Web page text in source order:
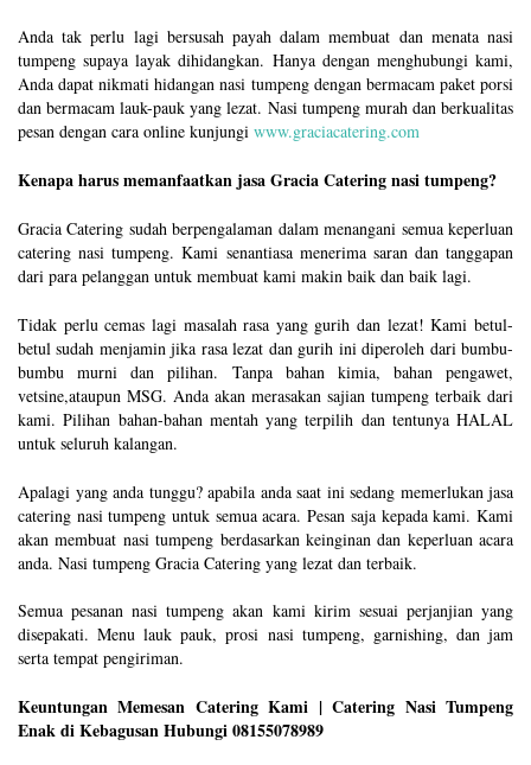
Anda tak perlu lagi bersusah payah dalam membuat dan menata nasi
tumpeng supaya layak dihidangkan. Hanya dengan menghubungi kami,
Anda dapat nikmati hidangan nasi tumpeng dengan bermacam paket porsi
dan bermacam lauk-pauk yang lezat. Nasi tumpeng murah dan berkualitas
pesan dengan cara online kunjungi www.graciacatering.com
Kenapa harus memanfaatkan jasa Gracia Catering nasi tumpeng?
Gracia Catering sudah berpengalaman dalam menangani semua keperluan
catering nasi tumpeng. Kami senantiasa menerima saran dan tanggapan
dari para pelanggan untuk membuat kami makin baik dan baik lagi.
Tidak perlu cemas lagi masalah rasa yang gurih dan lezat! Kami betul-
betul sudah menjamin jika rasa lezat dan gurih ini diperoleh dari bumbu-
bumbu murni dan pilihan. Tanpa bahan kimia, bahan pengawet,
vetsine,ataupun MSG. Anda akan merasakan sajian tumpeng terbaik dari
kami. Pilihan bahan-bahan mentah yang terpilih dan tentunya HALAL
untuk seluruh kalangan.
Apalagi yang anda tunggu? apabila anda saat ini sedang memerlukan jasa
catering nasi tumpeng untuk semua acara. Pesan saja kepada kami. Kami
akan membuat nasi tumpeng berdasarkan keinginan dan keperluan acara
anda. Nasi tumpeng Gracia Catering yang lezat dan terbaik.
Semua pesanan nasi tumpeng akan kami kirim sesuai perjanjian yang
disepakati. Menu lauk pauk, prosi nasi tumpeng, garnishing, dan jam
serta tempat pengiriman.
Keuntungan Memesan Catering Kami | Catering Nasi Tumpeng
Enak di Kebagusan Hubungi 08155078989